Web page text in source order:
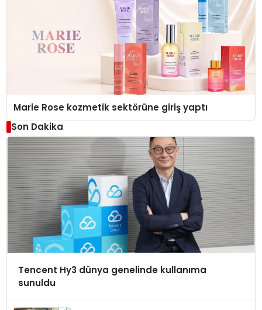
Marie Rose kozmetik sektörüne giriş yaptı
Son Dakika
Tencent Hy3 dünya genelinde kullanıma
sunuldu